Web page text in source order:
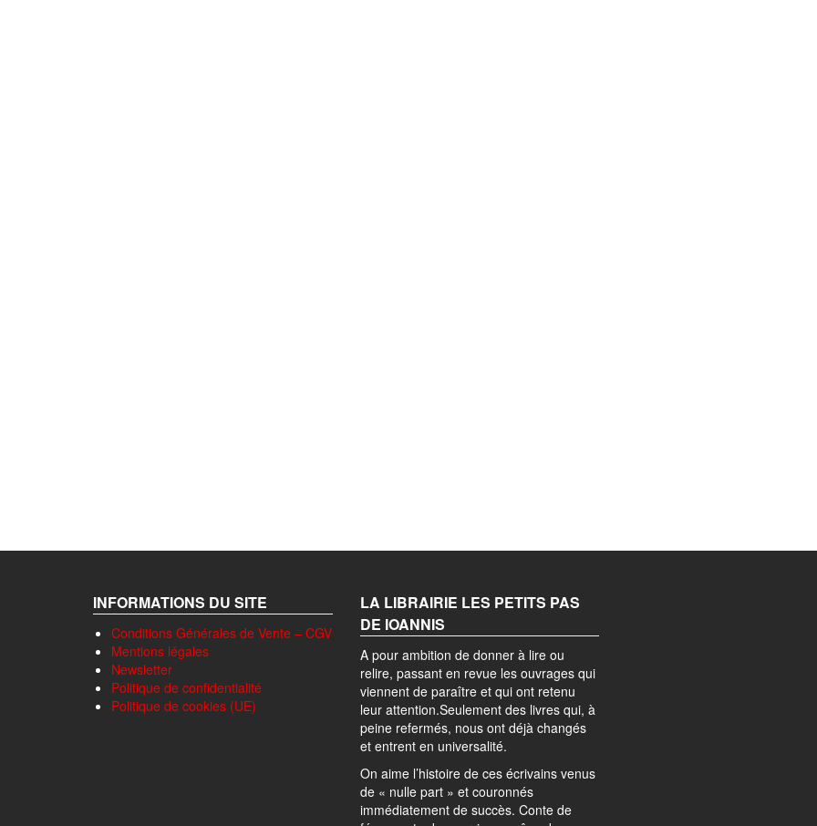
INFORMATIONS DU SITE
Conditions Générales de Vente – CGV
Mentions légales
Newsletter
Politique de confidentialité
Politique de cookies (UE)
LA LIBRAIRIE LES PETITS PAS
DE IOANNIS
A pour ambition de donner à lire ou
relire, passant en revue les ouvrages qui
viennent de paraître et qui ont retenu
leur attention.Seulement des livres qui, à
peine refermés, nous ont déjà changés
et entrent en universalité.
On aime l’histoire de ces écrivains venus
de « nulle part » et couronnés
immédiatement de succès. Conte de